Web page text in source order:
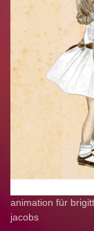
animation für
jacobs